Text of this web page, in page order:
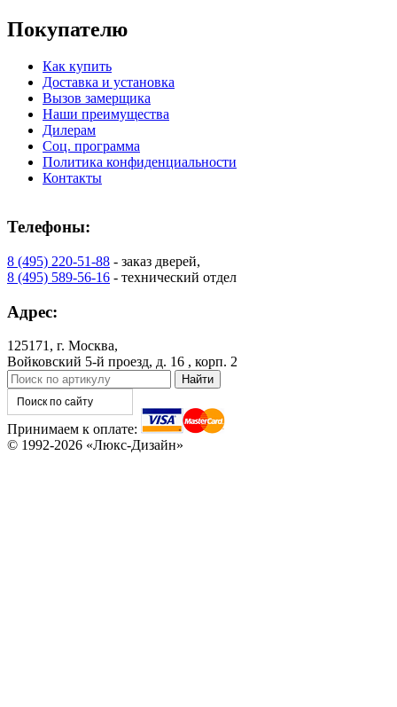
Покупателю
Как купить
Доставка и установка
Вызов замерщика
Наши преимущества
Дилерам
Соц. программа
Политика конфиденциальности
Контакты
Телефоны:
8 (495) 220-51-88 - заказ дверей,
8 (495) 589-56-16 - технический отдел
Адрес:
125171, г. Москва,
Войковский 5-й проезд, д. 16 , корп. 2
Принимаем к оплате:
© 1992-2026 «Люкс-Дизайн»